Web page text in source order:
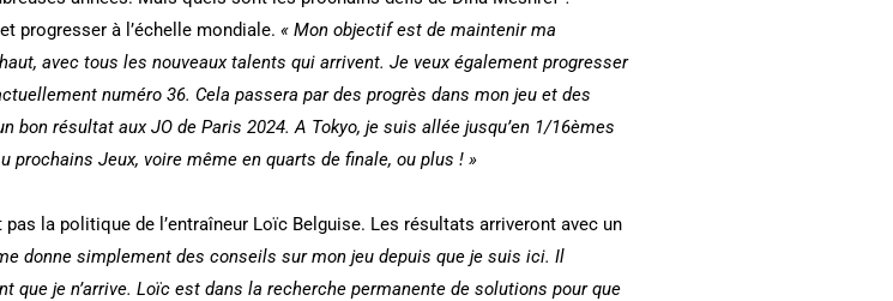
progresser à l’échelle mondiale. « Mon objectif est de maintenir ma
avec tous les nouveaux talents qui arrivent. Je veux également progresser
numéro 36. Cela passera par des progrès dans mon jeu et des
résultat aux JO de Paris 2024. A Tokyo, je suis allée jusqu’en 1/16èmes
prochains Jeux, voire même en quarts de finale, ou plus ! »
la politique de l’entraîneur Loïc Belguise. Les résultats arriveront avec un
donne simplement des conseils sur mon jeu depuis que je suis ici. Il
que je n’arrive. Loïc est dans la recherche permanente de solutions pour que